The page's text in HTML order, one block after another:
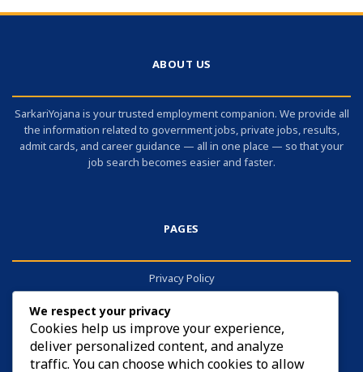
ABOUT US
SarkariYojana is your trusted employment companion. We provide all
the information related to government jobs, private jobs, results,
admit cards, and career guidance — all in one place — so that your
job search becomes easier and faster.
PAGES
Privacy Policy
Contact
Cookies
We respect your privacy
Cookies help us improve your experience,
deliver personalized content, and analyze
traffic. You can choose which cookies to allow